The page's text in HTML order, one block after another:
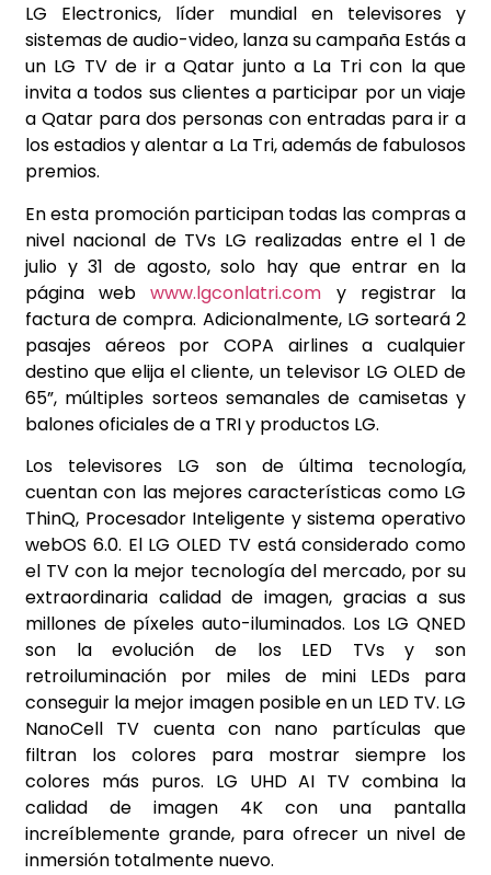
LG Electronics, líder mundial en televisores y
sistemas de audio-video, lanza su campaña Estás a
un LG TV de ir a Qatar junto a La Tri con la que
invita a todos sus clientes a participar por un viaje
a Qatar para dos personas con entradas para ir a
los estadios y alentar a La Tri, además de fabulosos
premios.
En esta promoción participan todas las compras a
nivel nacional de TVs LG realizadas entre el 1 de
julio y 31 de agosto, solo hay que entrar en la
página webwww.lgconlatri.com y registrar la
factura de compra. Adicionalmente, LG sorteará 2
pasajes aéreos por COPA airlines a cualquier
destino que elija el cliente, un televisor LG OLED de
65”, múltiples sorteos semanales de camisetas y
balones oficiales de a TRI y productos LG.
Los televisores LG son de última tecnología,
cuentan con las mejores características como LG
ThinQ, Procesador Inteligente y sistema operativo
webOS 6.0. El LG OLED TV está considerado como
el TV con la mejor tecnología del mercado, por su
extraordinaria calidad de imagen, gracias a sus
millones de píxeles auto-iluminados. Los LG QNED
son la evolución de los LED TVs y son
retroiluminación por miles de mini LEDs para
conseguir la mejor imagen posible en un LED TV. LG
NanoCell TV cuenta con nano partículas que
filtran los colores para mostrar siempre los
colores más puros. LG UHD AI TV combina la
calidad de imagen 4K con una pantalla
increíblemente grande, para ofrecer un nivel de
inmersión totalmente nuevo.